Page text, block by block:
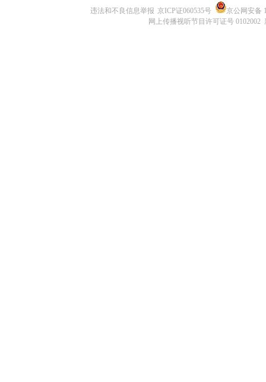
违法和不良信息举报 京ICP证060535号
京公网安备
网上传播视听节目许可证号 0102002